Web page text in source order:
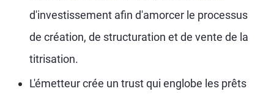
d'investissement afin d'amorcer le processus
de création, de structuration et de vente de la
titrisation.
L'émetteur crée un trust qui englobe les prêts